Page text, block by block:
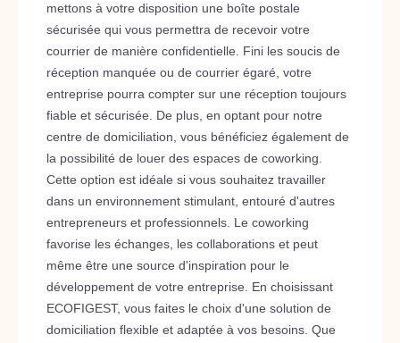
mettons à votre disposition une boîte postale
sécurisée qui vous permettra de recevoir votre
courrier de manière confidentielle. Fini les soucis de
réception manquée ou de courrier égaré, votre
entreprise pourra compter sur une réception toujours
fiable et sécurisée. De plus, en optant pour notre
centre de domiciliation, vous bénéficiez également de
la possibilité de louer des espaces de coworking.
Cette option est idéale si vous souhaitez travailler
dans un environnement stimulant, entouré d'autres
entrepreneurs et professionnels. Le coworking
favorise les échanges, les collaborations et peut
même être une source d'inspiration pour le
développement de votre entreprise. En choisissant
ECOFIGEST, vous faites le choix d'une solution de
domiciliation flexible et adaptée à vos besoins. Que